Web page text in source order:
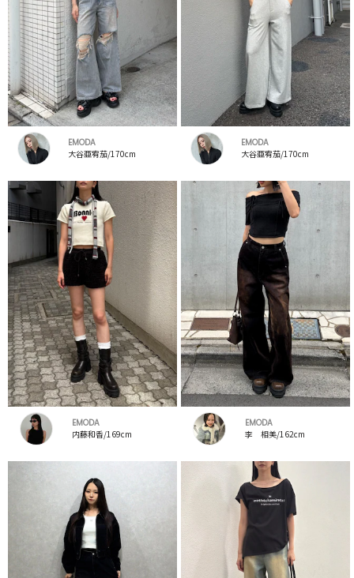
EMODA
大谷亜宥茄/170cm
EMODA
大谷亜宥茄/170cm
EMODA
内藤和香/169cm
EMODA
李 相美/162cm